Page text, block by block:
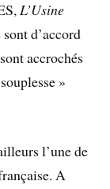
L’Usine
d’accord
accrochés
»
l’une de
A